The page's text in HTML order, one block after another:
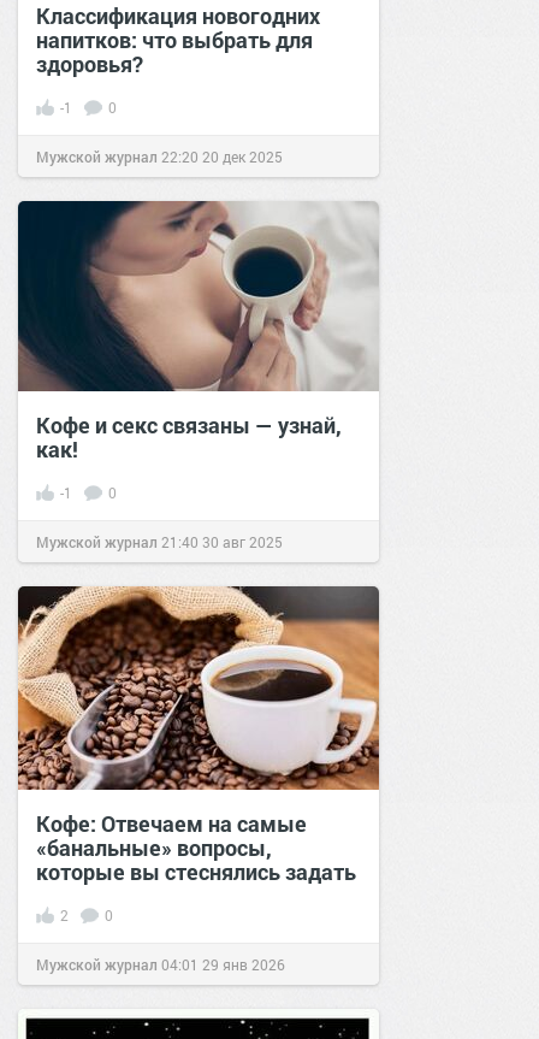
Классификация новогодних
напитков: что выбрать для
здоровья?
-1 0
Мужской журнал 22:20 20 дек 2025
Кофе и секс связаны — узнай,
как!
-1 0
Мужской журнал 21:40 30 авг 2025
Кофе: Отвечаем на самые
«банальные» вопросы,
которые вы стеснялись задать
2 0
Мужской журнал 04:01 29 янв 2026